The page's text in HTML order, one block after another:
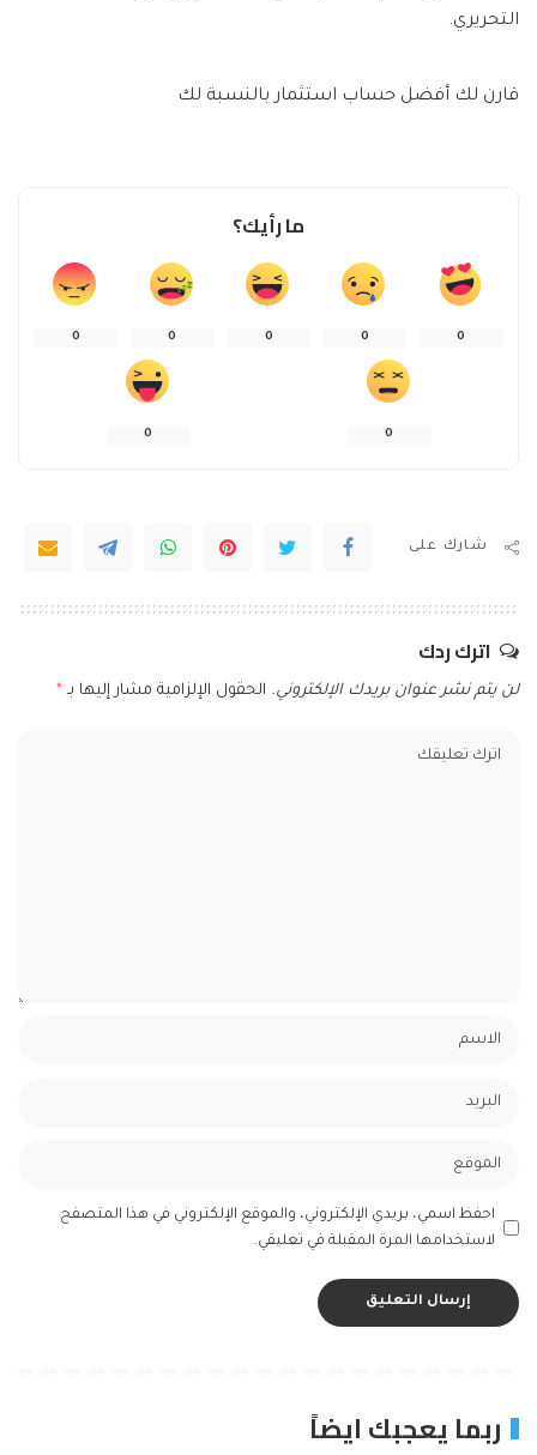
التحريري.
قارن لك أفضل حساب استثمار بالنسبة لك
ما رأيك؟
0
0
0
0
0
0
0
شارك على
اترك ردك
لن يتم نشر عنوان بريدك الإلكتروني. الحقول الإلزامية مشار إليها بـ *
احفظ اسمي، بريدي الإلكتروني، والموقع الإلكتروني في هذا المتصفح
لاستخدامها المرة المقبلة في تعليقي.
ربما يعجبك ايضاً